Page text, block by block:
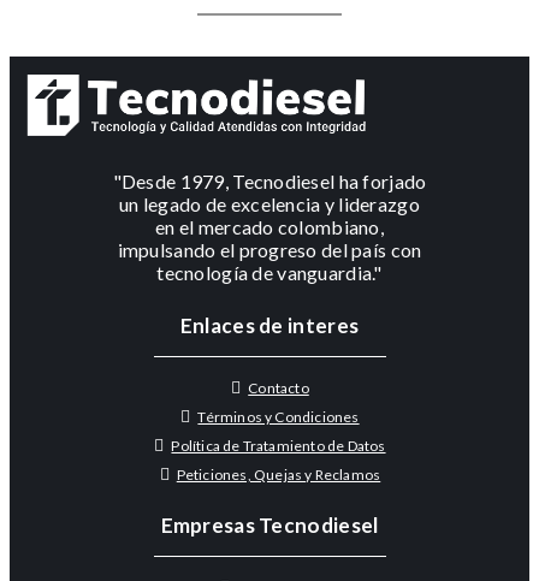
"Desde 1979, Tecnodiesel ha forjado
un legado de excelencia y liderazgo
en el mercado colombiano,
impulsando el progreso del país con
tecnología de vanguardia."
Enlaces de interes
Contacto
Términos y Condiciones
Política de Tratamiento de Datos
Peticiones, Quejas y Reclamos
Empresas Tecnodiesel